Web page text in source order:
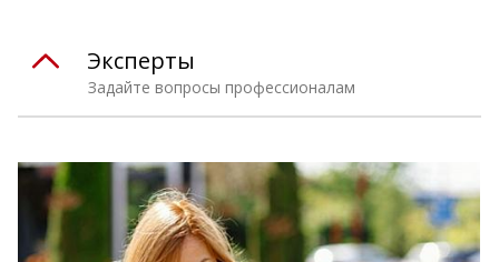
Задайте вопросы профессионалам
Эксперты